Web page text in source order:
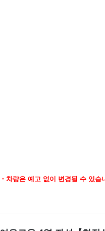
・차량은 예고 없이 변경될 수 있